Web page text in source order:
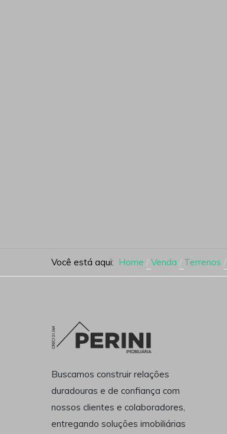
Você está aqui: Home Venda Terrenos
Buscamos construir relações
duradouras e de confiança com
nossos clientes e colaboradores,
entregando soluções imobiliárias